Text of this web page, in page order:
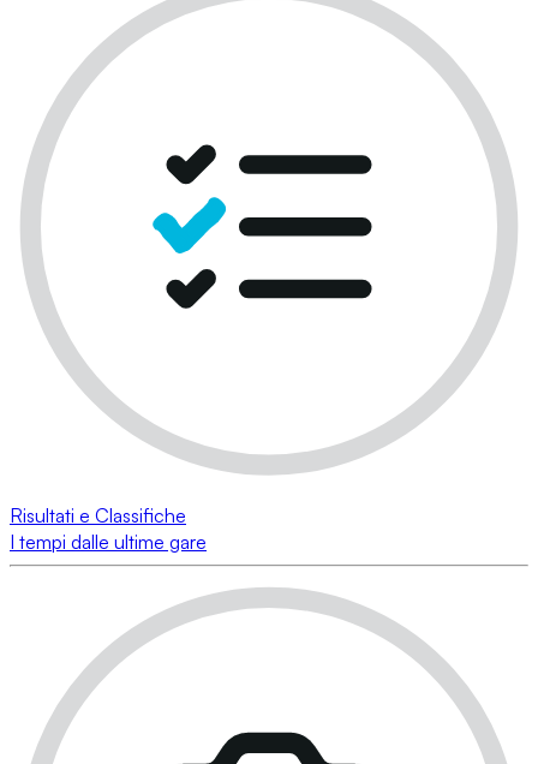
Risultati e Classifiche
I tempi dalle ultime gare